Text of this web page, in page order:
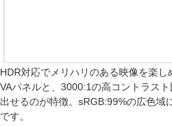
HDR対応でメリハリのある映像を楽
VAパネルと、3000:1の高コントラス
出せるのが特徴。sRGB:99%の広色域
です。